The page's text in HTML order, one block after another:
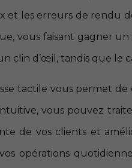
et les erreurs de rendu
vous faisant gagner
clin d’œil, tandis que le
tactile vous permet
vous pouvez
de vos clients et
opérations